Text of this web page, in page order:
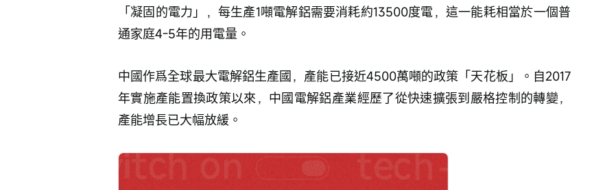
「凝固的電力」，每生產1噸電解鋁需要消耗約13500度電，這一能耗相當於一個普
通家庭4-5年的用電量。
中國作爲全球最大電解鋁生產國，產能已接近4500萬噸的政策「天花板」。自2017
年實施產能置換政策以來，中國電解鋁產業經歷了從快速擴張到嚴格控制的轉變，
產能增長已大幅放緩。